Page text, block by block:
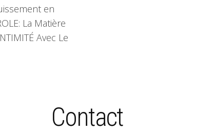
en
La Matière
Avec Le
Contact